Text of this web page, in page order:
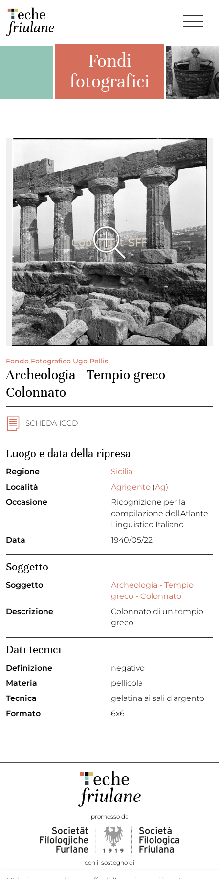
Fondi
fotografici
Fondo Fotografico Ugo Pellis
Archeologia - Tempio greco -
Colonnato
SCHEDA ICCD
Luogo e data della ripresa
Regione
Sicilia
Località
Agrigento (Ag)
Occasione
Ricognizione per la
compilazione dell'Atlante
Linguistico Italiano
Data
1940/05/22
Soggetto
Soggetto
Archeologia - Tempio
greco - Colonnato
Descrizione
Colonnato di un tempio
greco
Dati tecnici
Definizione
negativo
Materia
pellicola
Tecnica
gelatina ai sali d'argento
Formato
6x6
promosso da
con il sostegno di